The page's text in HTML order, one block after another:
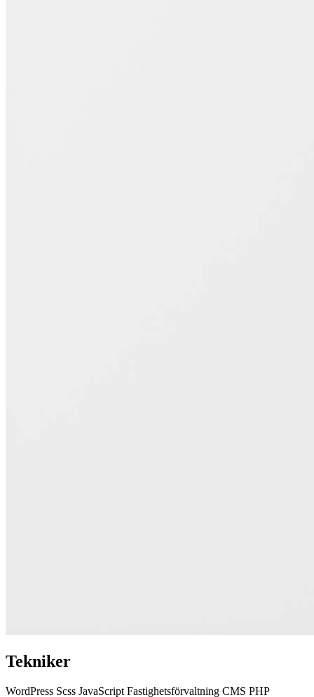
Tekniker
WordPress Scss JavaScript Fastighetsförvaltning CMS PHP